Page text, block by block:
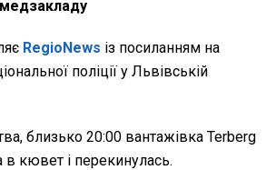
RegioNews із посиланням на
поліції у Львівській
близько 20:00 вантажівка Terberg
в кювет і перекинулась.